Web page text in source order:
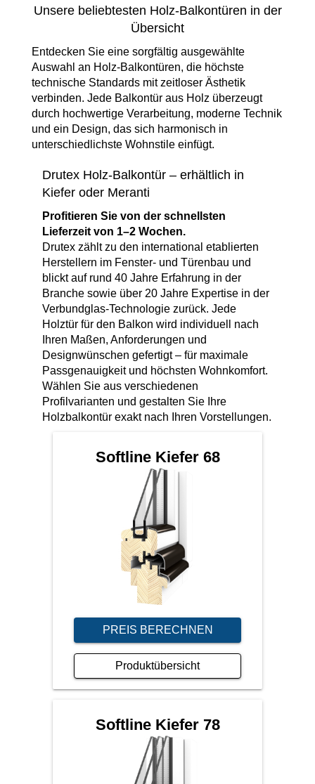
Niederländische Fenster
Renovationsfenster
Schiebefenster
Skandinavische Fenster
Stahlfenster
Verglasung
Faltschiebetüren Aluminium
Faltschiebetüren Holz
PSK konfigurieren
Hebeschiebetür konfigurieren
Faltschiebetüre konfigurieren
Rollläden Übersicht
Raffstoren Übersicht
Fensterläden
Fensterkopplungen
Montagematerial
Rollladenzubehör
Fensterverglasung
Tür- und Fensterbeschläge
Fensterdichtungen
Folienfächer / Farbmuster
Griffe
Insektenschutz
Schallschutzfenster
Dreiecksfenster
Innenfenster
Rahmenlose Eckverglasung
Sprossenfenster
Brandschutzfenster
Fensterfarben
Fensterbeschläge
Smart-Home Lösungen
Unsere beliebtesten Holz-Balkontüren in der
Übersicht
Entdecken Sie eine sorgfältig ausgewählte
Auswahl an Holz-Balkontüren, die höchste
technische Standards mit zeitloser Ästhetik
verbinden. Jede Balkontür aus Holz überzeugt
durch hochwertige Verarbeitung, moderne Technik
und ein Design, das sich harmonisch in
unterschiedlichste Wohnstile einfügt.
Drutex Holz-Balkontür – erhältlich in
Kiefer oder Meranti
Profitieren Sie von der schnellsten
Lieferzeit von 1–2 Wochen.
Drutex zählt zu den international etablierten
Herstellern im Fenster- und Türenbau und
blickt auf rund 40 Jahre Erfahrung in der
Branche sowie über 20 Jahre Expertise in der
Verbundglas-Technologie zurück. Jede
Holztür für den Balkon wird individuell nach
Ihren Maßen, Anforderungen und
Designwünschen gefertigt – für maximale
Passgenauigkeit und höchsten Wohnkomfort.
Wählen Sie aus verschiedenen
Profilvarianten und gestalten Sie Ihre
Holzbalkontür exakt nach Ihren Vorstellungen.
Softline Kiefer 68
PREIS BERECHNEN
Produktübersicht
Softline Kiefer 78